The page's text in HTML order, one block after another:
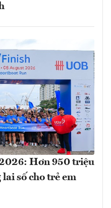
Hơn 950 triệu
số cho trẻ em